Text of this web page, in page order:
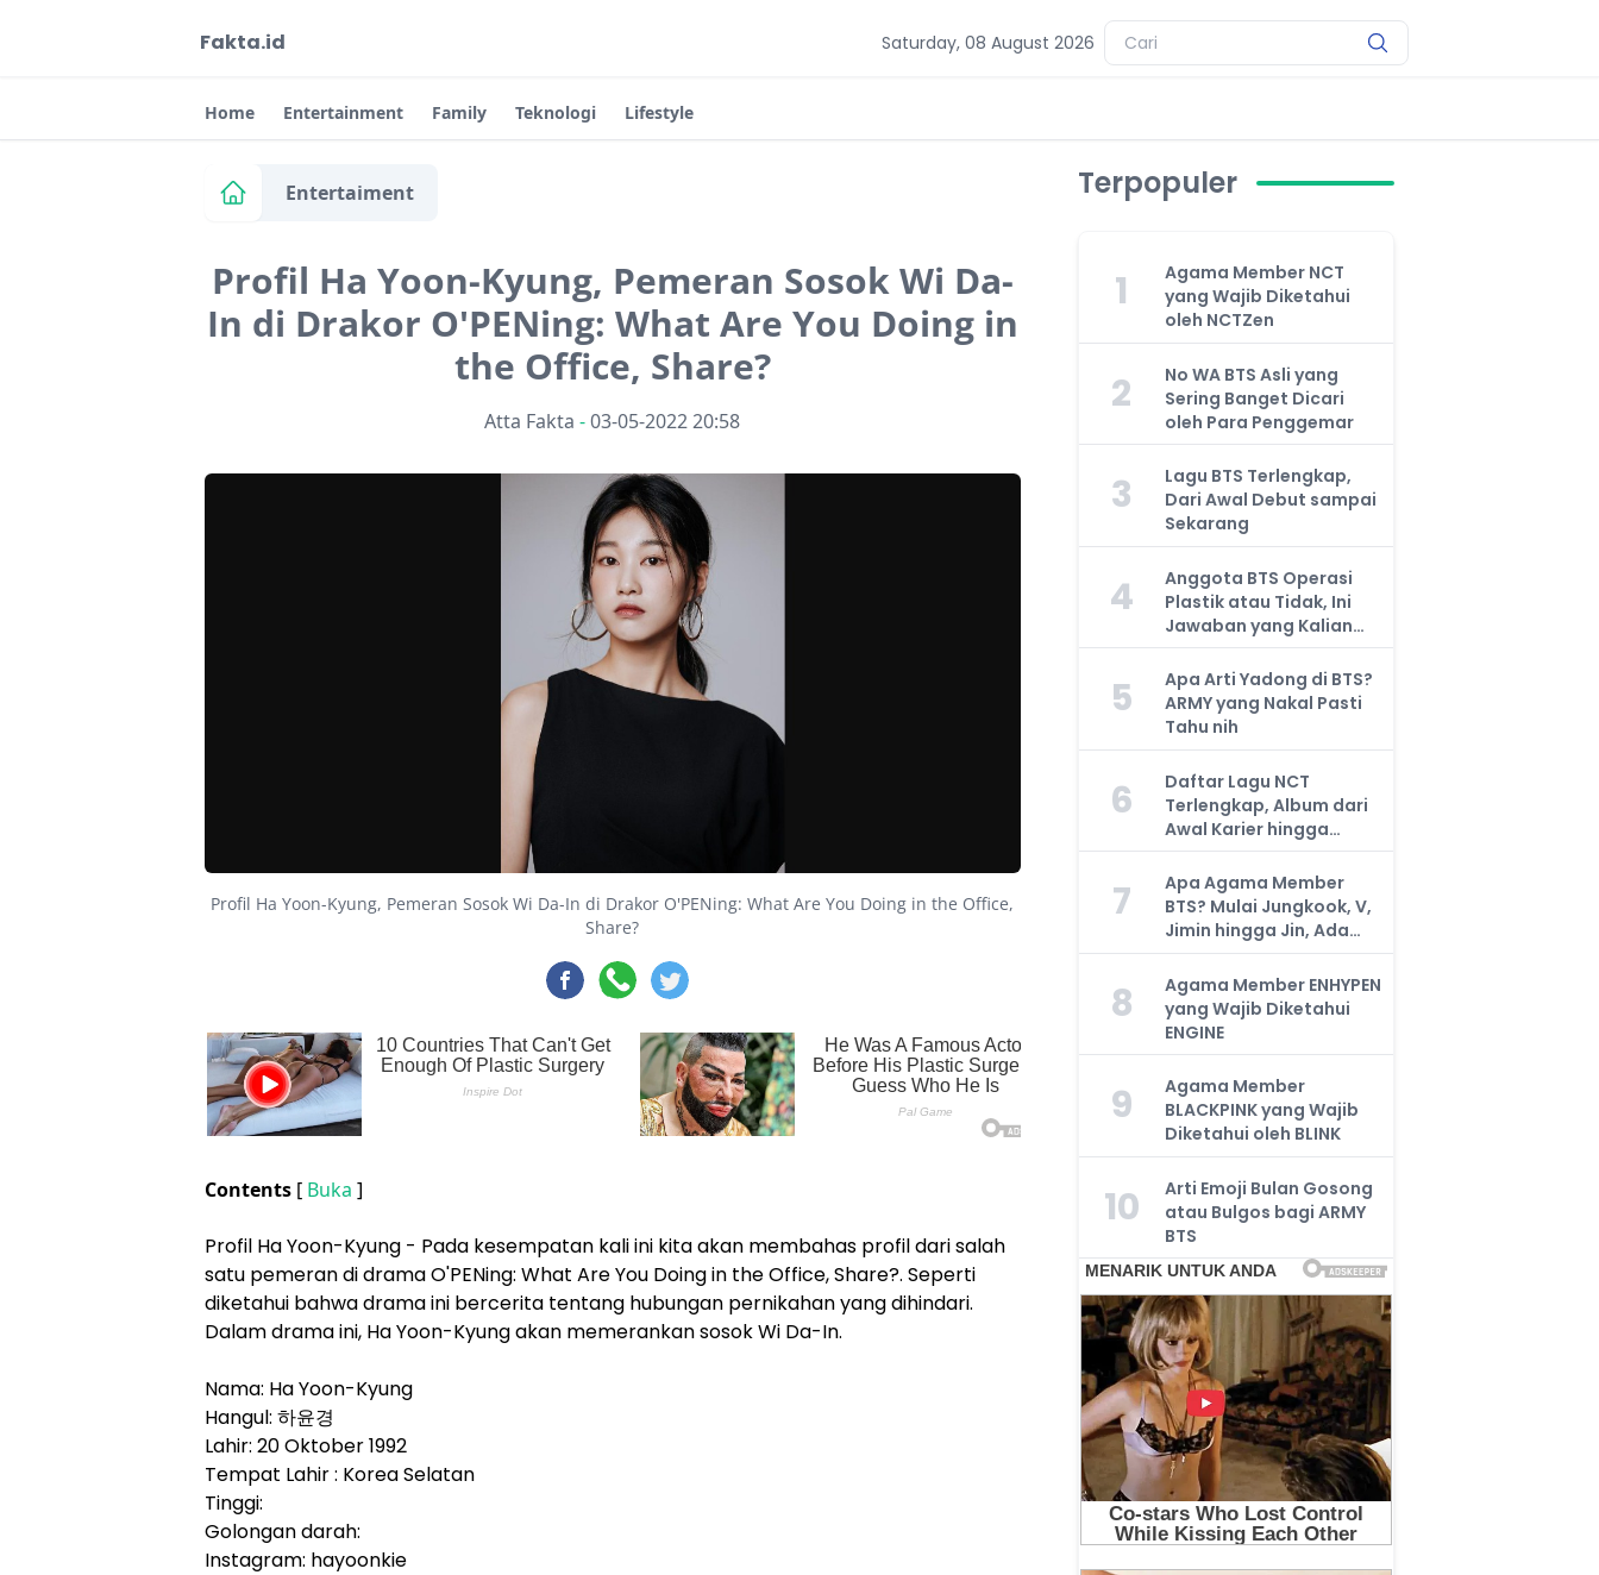
Fakta.id Saturday, 08 August 2026
Home Entertainment Family Teknologi Lifestyle
Entertaiment
Profil Ha Yoon-Kyung, Pemeran Sosok Wi Da-
In di Drakor O'PENing: What Are You Doing in
the Office, Share?
Atta Fakta -03-05-2022 20:58
Profil Ha Yoon-Kyung, Pemeran Sosok Wi Da-In di Drakor O'PENing: What Are You Doing in the Office,
Share?
Contents [ Buka ]
Profil Ha Yoon-Kyung - Pada kesempatan kali ini kita akan membahas profil dari salah
satu pemeran di drama O'PENing: What Are You Doing in the Office, Share?. Seperti
diketahui bahwa drama ini bercerita tentang hubungan pernikahan yang dihindari.
Dalam drama ini, Ha Yoon-Kyung akan memerankan sosok Wi Da-In.
Nama: Ha Yoon-Kyung
Hangul: 하윤경
Lahir: 20 Oktober 1992
Tempat Lahir : Korea Selatan
Tinggi:
Golongan darah:
Instagram: hayoonkie
Terpopuler
1
Agama Member NCT
yang Wajib Diketahui
oleh NCTZen
2
No WA BTS Asli yang
Sering Banget Dicari
oleh Para Penggemar
3
Lagu BTS Terlengkap,
Dari Awal Debut sampai
Sekarang
4
Anggota BTS Operasi
Plastik atau Tidak, Ini
Jawaban yang Kalian
Cari
5
Apa Arti Yadong di BTS?
ARMY yang Nakal Pasti
Tahu nih
6
Daftar Lagu NCT
Terlengkap, Album dari
Awal Karier hingga
Sekarang
7
Apa Agama Member
BTS? Mulai Jungkook, V,
Jimin hingga Jin, Ada
yang Atheis
8
Agama Member ENHYPEN
yang Wajib Diketahui
ENGINE
9
Agama Member
BLACKPINK yang Wajib
Diketahui oleh BLINK
10
Arti Emoji Bulan Gosong
atau Bulgos bagi ARMY
BTS